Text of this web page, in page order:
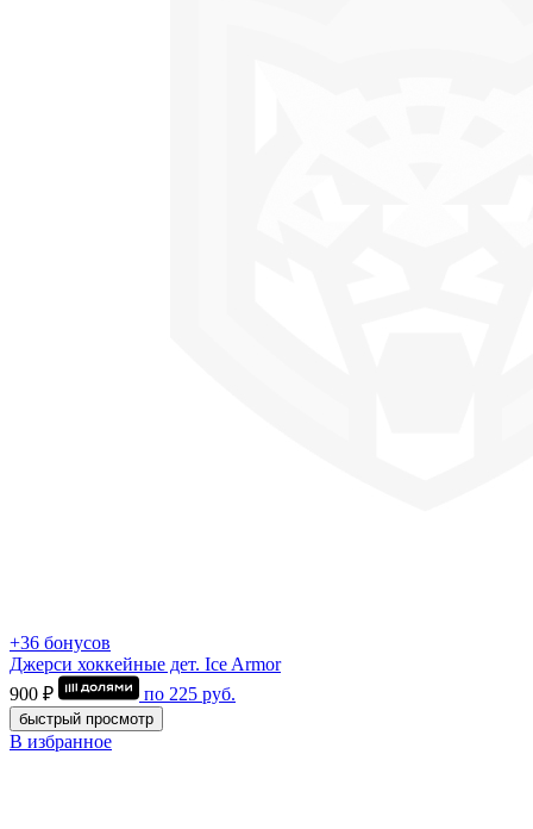
+36 бонусов
Джерси хоккейные дет. Ice Armor
900 ₽
по 225 руб.
быстрый просмотр
В избранное